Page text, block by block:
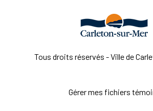
Tous droits réservés - Ville de
Gérer mes fichiers